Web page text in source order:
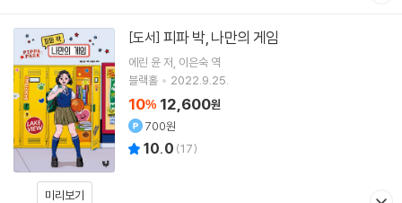
미리보기
[도서] 피파 박, 나만의 게임
에린 윤저 이은숙 역
블랙홀
2022.9.25.
10% 12,600원
700원
10.0 (17)